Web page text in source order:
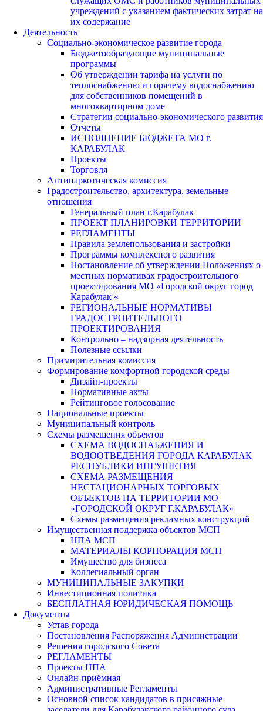
учреждений с указанием фактических затрат на
их содержание
Деятельность
Социально-экономическое развитие города
Бюджетообразующие муниципальные
программы
Об утверждении тарифа на услуги по
теплоснабжению и горячему водоснабжению
для собственников помещений в
многоквартирном доме
Стратегии социально-экономического развития
Отчеты
ИСПОЛНЕНИЕ БЮДЖЕТА МО г.
КАРАБУЛАК
Проекты
Торговля
Антинаркотическая комиссия
Градостроительство, архитектура, земельные
отношения
Генеральный план г.Карабулак
ПРОЕКТ ПЛАНИРОВКИ ТЕРРИТОРИИ
РЕГЛАМЕНТЫ
Правила землепользования и застройки
Программы комплексного развития
Постановление об утверждении Положениях о
местных нормативах градостроительного
проектирования МО «Городской округ город
Карабулак «
РЕГИОНАЛЬНЫЕ НОРМАТИВЫ
ГРАДОСТРОИТЕЛЬНОГО
ПРОЕКТИРОВАНИЯ
Контрольно – надзорная деятельность
Полезные ссылки
Примирительная комиссия
Формирование комфортной городской среды
Дизайн-проекты
Нормативные акты
Рейтинговое голосование
Национальные проекты
Муниципальный контроль
Схемы размещения объектов
СХЕМА ВОДОСНАБЖЕНИЯ И
ВОДООТВЕДЕНИЯ ГОРОДА КАРАБУЛАК
РЕСПУБЛИКИ ИНГУШЕТИЯ
СХЕМА РАЗМЕЩЕНИЯ
НЕСТАЦИОНАРНЫХ ТОРГОВЫХ
ОБЪЕКТОВ НА ТЕРРИТОРИИ МО
«ГОРОДСКОЙ ОКРУГ Г.КАРАБУЛАК»
Схемы размещения рекламных конструкций
Имущественная поддержка объектов МСП
НПА МСП
МАТЕРИАЛЫ КОРПОРАЦИЯ МСП
Имущество для бизнеса
Коллегиальный орган
МУНИЦИПАЛЬНЫЕ ЗАКУПКИ
Инвестиционная политика
БЕСПЛАТНАЯ ЮРИДИЧЕСКАЯ ПОМОЩЬ
Документы
Устав города
Постановления Распоряжения Администрации
Решения городского Совета
РЕГЛАМЕНТЫ
Проекты НПА
Онлайн-приёмная
Административные Регламенты
Основной список кандидатов в присяжные